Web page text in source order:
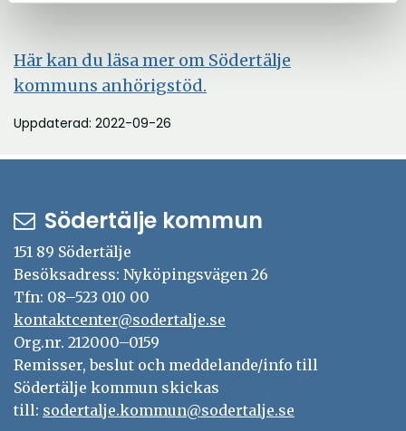
Här kan du läsa mer om Södertälje
kommuns anhörigstöd.
Uppdaterad: 2022-09-26
Södertälje kommun
151 89 Södertälje
Besöksadress: Nyköpingsvägen 26
Tfn: 08–523 010 00
kontaktcenter@sodertalje.se
Org.nr. 212000–0159
Remisser, beslut och meddelande/info till
Södertälje kommun skickas
till: sodertalje.kommun@sodertalje.se